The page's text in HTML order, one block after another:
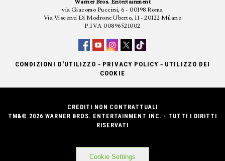
Warner Bros. Entertainment
via Giacomo Puccini, 6 - 00198 Roma
Via Visconti Di Modrone Uberto, 11 - 20122 Milano
P.IVA 00896521002
CONDIZIONI D'UTILIZZO - PRIVACY POLICY - UTILIZZO DEI
COOKIE
CREDITI NON CONTRATTUALI
TM&© 2026 WARNER BROS. ENTERTAINMENT INC. - TUTTI I DIRITTI
RISERVATI
Cookie Settings